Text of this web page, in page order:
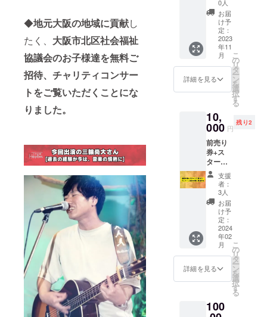
◆地元大阪の地域に貢献し
たく、 大阪市北区社会福祉
協議会のお子様達を無料ご
招待、チャリティコンサー
トをご覧いただくことにな
りました。
コン
サート
当日の
ステー
ジを収
録し、
編集し
DVDの
発送は
予定 ★
扇町公
園お掃
除ボラ
ンティ
ア参加
11/12コ
ンサー
ト前
に、会
場の扇
ミュー
ジアム
キュー
CUBE0
1の前、
田勇気
～～～
当日受
付に
て、ご
購入者
様のお
名前を
お伝え
くださ
お渡し
いたし
ます 全
席指定
です
★DVD
コン
サート
当日の
ステー
ジを収
録し、
編集し
ます
DVDの
2024年
2月頃を
ハーサ
ありま
9:00会
場に集
考欄へ
・お名
前 ・電
たしま
す
スタッ
フが実
際にい
る場所
からの
「見
学」と
なりま
す リ
ハーサ
ステー
ジに行
く場合
がある
為、そ
の際は
スタッ
フから
説明が
ありま
9:00会
場に集
考欄へ
・お名
前 ・電
たしま
0人
お届
け予
定：
2023
年11
月
詳細を見る
こ
の
リ
タ
ー
ン
を
選
択
す
る
10,
000 円
残り2
前売り
券+ス
タージ
で歌お
う!フィ
ナーレ
の全員
の歌に
参加す
る+DVD
★前売
り券 (※
備考欄
への記
載お願
いしま
1名様ご
入場出
支援
者：
3人
お届
け予
定：
2024
年02
月
詳細を見る
こ
の
リ
タ
ー
ン
を
選
択
す
る
100